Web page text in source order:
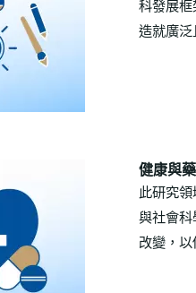
科發展框
造就廣泛
健康與
此研究領
與社會科
改變，以